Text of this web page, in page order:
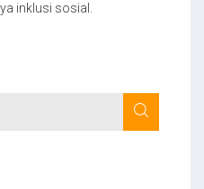
inklusi sosial.